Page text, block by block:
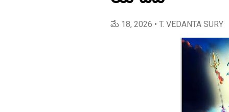
మే 18, 2026 • T. VEDANTA SURY